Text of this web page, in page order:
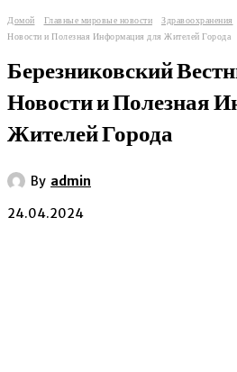
Домой Главные мировые новости Здравоохранения
Новости и Полезная Информация для Жителей Города
Березниковский
Новости и Полезная
Жителей Города
By admin
24.04.2024